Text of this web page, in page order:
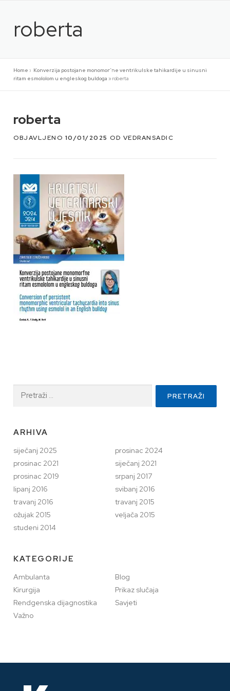
sadržajroberta
Home » Konverzija postojane monomorfne ventrikulske tahikardije u sinusni
ritam esmololom u engleskog buldoga »roberta
roberta
OBJAVLJENO 10/01/2025 OD VEDRANSADIC
Pretraži:
ARHIVA
siječanj 2025
prosinac 2024
prosinac 2021
siječanj 2021
prosinac 2019
srpanj 2017
lipanj 2016
svibanj 2016
travanj 2016
travanj 2015
ožujak 2015
veljača 2015
studeni 2014
KATEGORIJE
Ambulanta
Blog
Kirurgija
Prikaz slučaja
Rendgenska dijagnostika
Savjeti
Važno